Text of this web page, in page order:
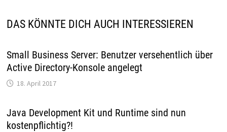
DAS KÖNNTE DICH AUCH INTERESSIEREN
Small Business Server: Benutzer versehentlich über
Active Directory-Konsole angelegt
18. April 2017
Java Development Kit und Runtime sind nun
kostenpflichtig?!